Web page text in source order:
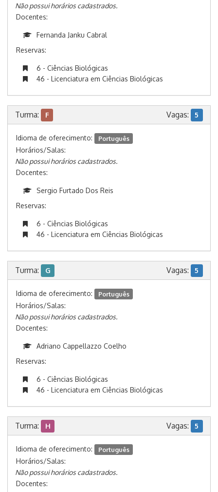
Não possui horários cadastrados.
Docentes:
Fernanda Janku Cabral
Reservas:
6 - Ciências Biológicas
46 - Licenciatura em Ciências Biológicas
Turma: F Vagas: 5
Idioma de oferecimento: Português
Horários/Salas:
Não possui horários cadastrados.
Docentes:
Sergio Furtado Dos Reis
Reservas:
6 - Ciências Biológicas
46 - Licenciatura em Ciências Biológicas
Turma: G Vagas: 5
Idioma de oferecimento: Português
Horários/Salas:
Não possui horários cadastrados.
Docentes:
Adriano Cappellazzo Coelho
Reservas:
6 - Ciências Biológicas
46 - Licenciatura em Ciências Biológicas
Turma: H Vagas: 5
Idioma de oferecimento: Português
Horários/Salas:
Não possui horários cadastrados.
Docentes: